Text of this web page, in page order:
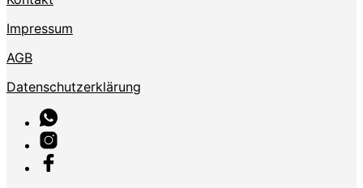
Impressum
AGB
Datenschutzerklärung